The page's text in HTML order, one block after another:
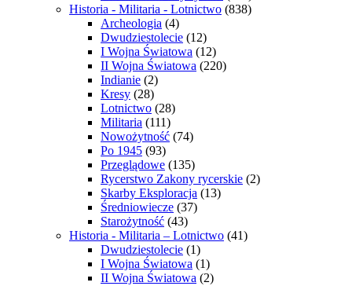
Historia - Militaria - Lotnictwo (838)
Archeologia (4)
Dwudziestolecie (12)
I Wojna Światowa (12)
II Wojna Światowa (220)
Indianie (2)
Kresy (28)
Lotnictwo (28)
Militaria (111)
Nowożytność (74)
Po 1945 (93)
Przeglądowe (135)
Rycerstwo Zakony rycerskie (2)
Skarby Eksploracja (13)
Średniowiecze (37)
Starożytność (43)
Historia - Militaria – Lotnictwo (41)
Dwudziestolecie (1)
I Wojna Światowa (1)
II Wojna Światowa (2)